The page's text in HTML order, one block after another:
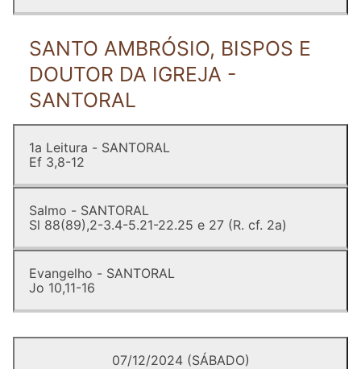
SANTO AMBRÓSIO, BISPOS E
DOUTOR DA IGREJA -
SANTORAL
1a Leitura - SANTORAL
Ef 3,8-12
Salmo - SANTORAL
Sl 88(89),2-3.4-5.21-22.25 e 27 (R. cf. 2a)
Evangelho - SANTORAL
Jo 10,11-16
07/12/2024 (SÁBADO)